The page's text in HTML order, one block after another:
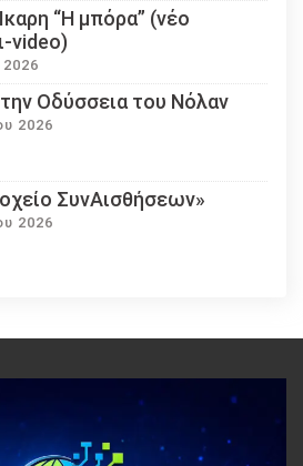
“Η μπόρα” (νέο
video)
2026
την Οδύσσεια του Νόλαν
2026
ΣυνΑισθήσεων»
2026